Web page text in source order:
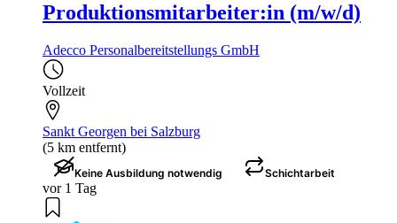
Produktionsmitarbeiter:in (m/w/d)
Adecco Personalbereitstellungs GmbH
Vollzeit
Sankt Georgen bei Salzburg
(5 km entfernt)
Keine Ausbildung notwendig Schichtarbeit
vor 1 Tag